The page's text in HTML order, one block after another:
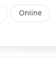
Online